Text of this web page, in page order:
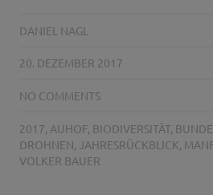
DANIEL NAGL
20. DEZEMBER 2017
NO COMMENTS
2017 AUHOF BIODIVERSITÄT,
DROHNEN
JAHRESRÜCKBLICK
VOLKER BAUER